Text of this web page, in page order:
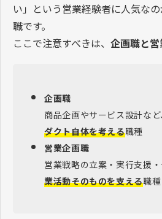
い」という営業経験者に人気な
職です。
ここで注意すべきは、 企画職と
企画職
商品企画やサービス設計な
ダクト自体を考える職種
営業企画職
営業戦略の立案・実行支援
業活動そのものを支える職種